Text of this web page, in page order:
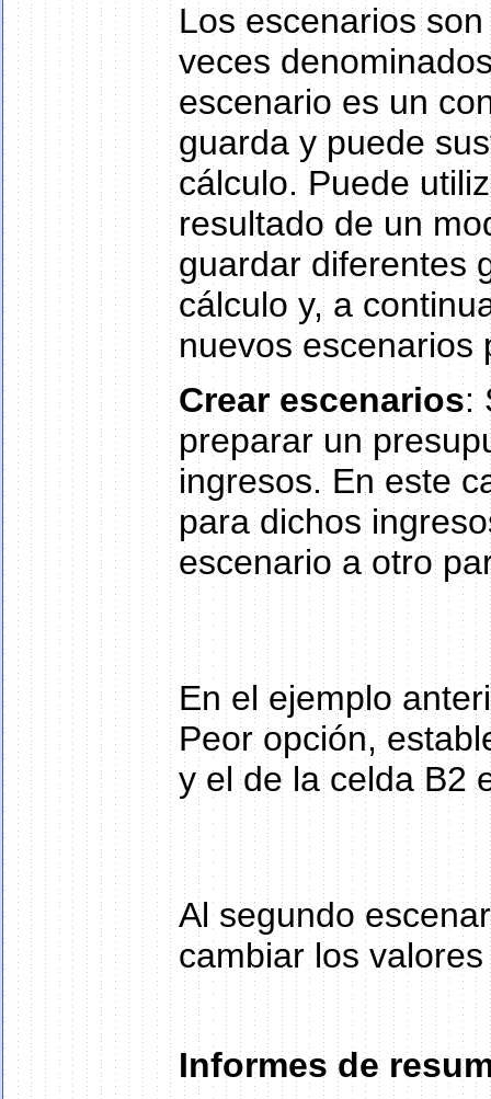
Los escenarios
veces
escenario es un
guarda y puede
cálculo. Puede
resultado de un
guardar diferentes
cálculo y, a
nuevos escenarios
Crear escenarios:
preparar un
ingresos. En este
para dichos
escenario a otro
En el ejemplo
Peor opción,
y el de la celda B2
Al segundo
cambiar los
Informes de